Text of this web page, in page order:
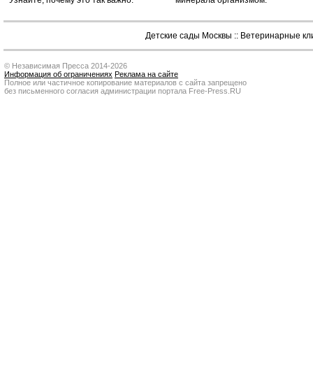
Детские сады Москвы :: Ветеринарные
© Независимая Пресса 2014-2026
Информация об ограничениях Реклама на сайте
Полное или частичное копирование материалов с сайта запрещено
без письменного согласия администрации портала Free-Press.RU